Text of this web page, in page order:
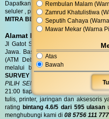
Rembulan Malam
Zamrud Khatulistiwa
Seputih Cahaya
Mawar Mekar (Warna
Atas
Bawah
Dapatkan penawaran terbaik
seluler , printer, alat tulis, jaringan
MITRA BELANJA dan SERVIS
Alamat BassComp
Jl Gatot Subroto no 47 Cilacap
Jawa. BassComp melayani
(ATM Debit dan Kartu Kredit),
melalui berbagai leasing.
SURVEY (RO)
PILIH SENDIRI
Langsung tanpa
21:00 tiap hari. BassComp satu
tulis, printer, jaringan dan aksesoris
rating bintang 4.6/5 dari 595 ulasan
menghubungi kami di 08 5756 111 777